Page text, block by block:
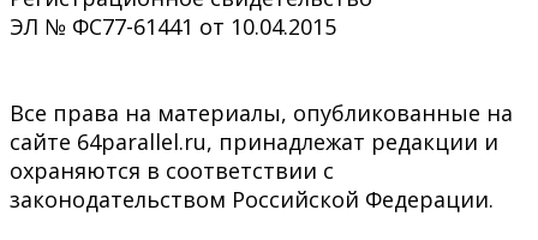
ЭЛ № ФС77-61441 от 10.04.2015
Все права на материалы, опубликованные на
сайте 64parallel.ru, принадлежат редакции и
охраняются в соответствии с
законодательством Российской Федерации.